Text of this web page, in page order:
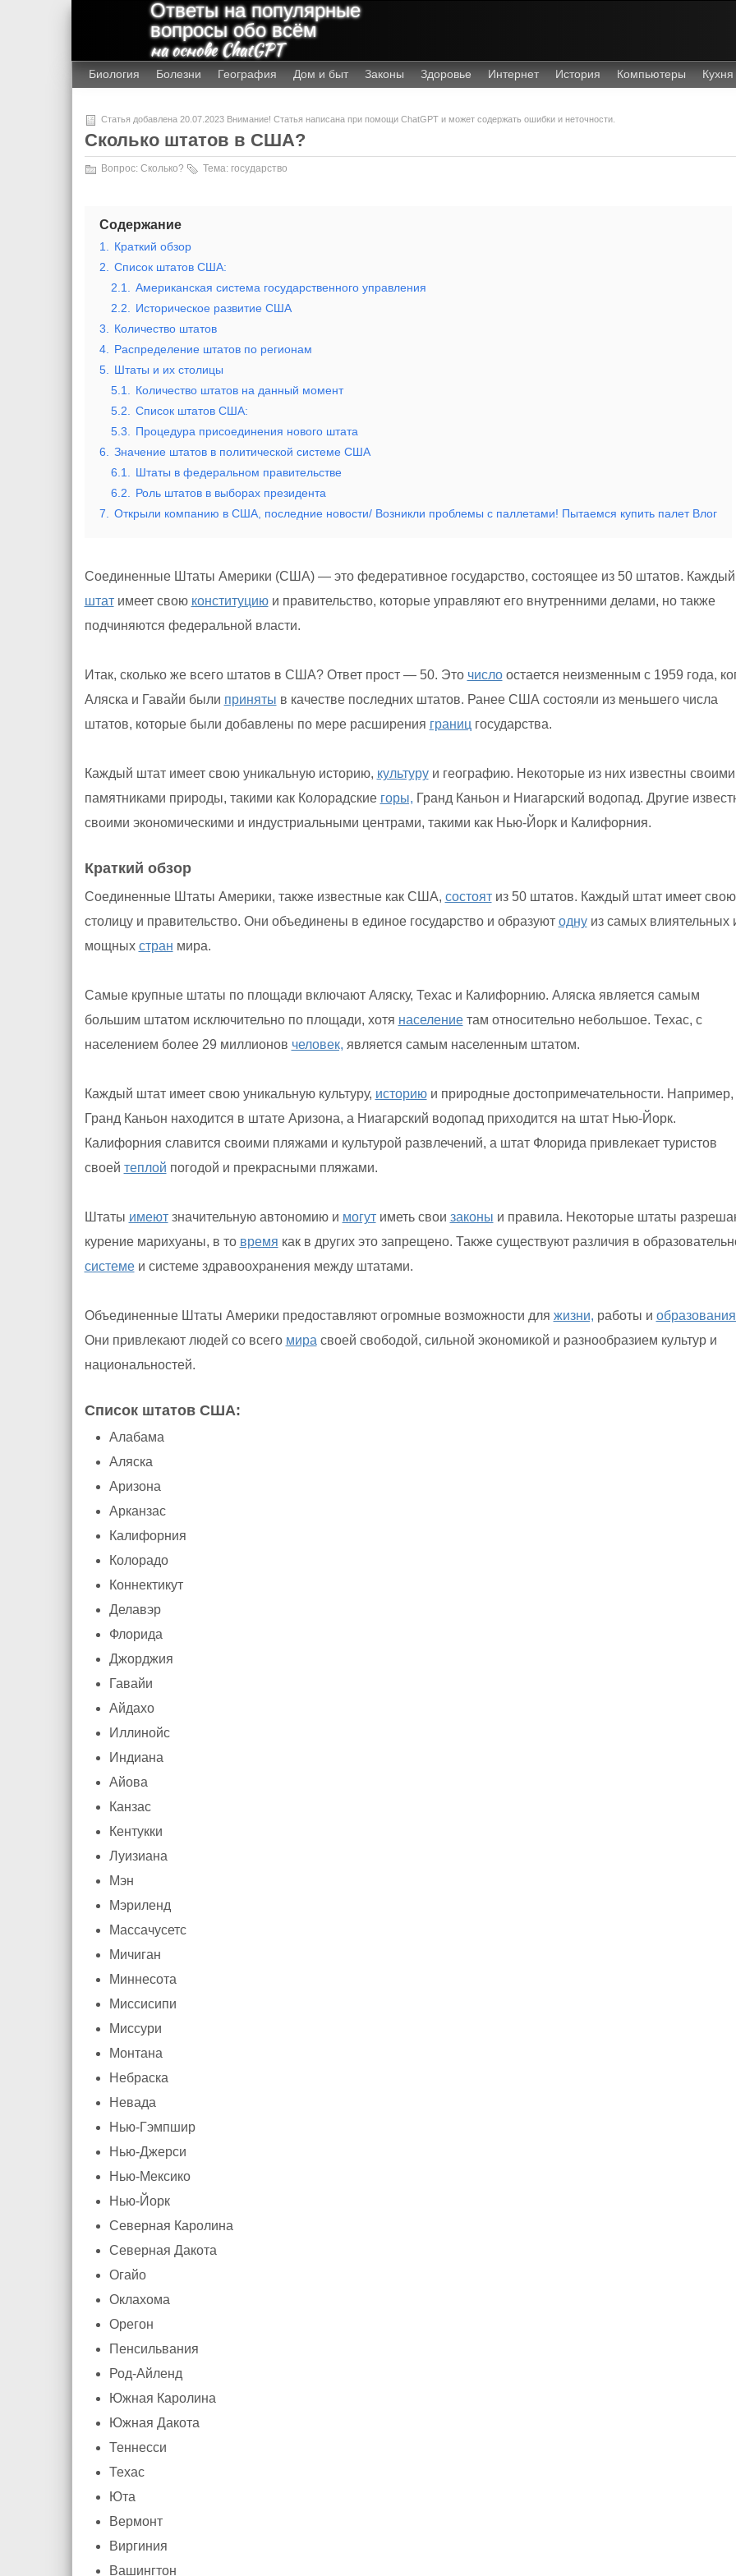
Ответы на популярные
вопросы обо всём
на основе ChatGPT
Биология Болезни География Дом и быт Законы Здоровье Интернет История Компьютеры Кухня
Статья добавлена 20.07.2023 Внимание! Статья написана при помощи ChatGPT и может содержать ошибки и неточности.
Сколько штатов в США?
Вопрос: Сколько? Тема: государство
Содержание
1.
Краткий обзор
2.
Список штатов США:
2.1.
Американская система государственного управления
2.2.
Историческое развитие США
3.
Количество штатов
4.
Распределение штатов по регионам
5.
Штаты и их столицы
5.1.
Количество штатов на данный момент
5.2.
Список штатов США:
5.3.
Процедура присоединения нового штата
6.
Значение штатов в политической системе США
6.1.
Штаты в федеральном правительстве
6.2.
Роль штатов в выборах президента
7.
Открыли компанию в США, последние новости/ Возникли проблемы с паллетами! Пытаемся купить палет Влог
Соединенные Штаты Америки (США) — это федеративное государство, состоящее из 50 штатов. Каждый
штатимеет свою конституциюи правительство, которые управляют его внутренними делами, но также
подчиняются федеральной власти.
Итак, сколько же всего штатов в США? Ответ прост — 50. Это числоостается неизменным с 1959 года,
Аляска и Гавайи были приняты в качестве последних штатов. Ранее США состояли из меньшего числа
штатов, которые были добавлены по мере расширения границ государства.
Каждый штат имеет свою уникальную историю, культуруи географию. Некоторые из них известны своими
памятниками природы, такими как Колорадские горы, Гранд Каньон и Ниагарский водопад. Другие
своими экономическими и индустриальными центрами, такими как Нью-Йорк и Калифорния.
Краткий обзор
Соединенные Штаты Америки, также известные как США, состоятиз 50 штатов. Каждый штат имеет свою
столицу и правительство. Они объединены в единое государство и образуют однуиз самых влиятельных
мощных стран мира.
Самые крупные штаты по площади включают Аляску, Техас и Калифорнию. Аляска является самым
большим штатом исключительно по площади, хотя населениетам относительно небольшое. Техас, с
населением более 29 миллионов человек, является самым населенным штатом.
Каждый штат имеет свою уникальную культуру, историюи природные достопримечательности. Например,
Гранд Каньон находится в штате Аризона, а Ниагарский водопад приходится на штат Нью-Йорк.
Калифорния славится своими пляжами и культурой развлечений, а штат Флорида привлекает туристов
своей теплой погодой и прекрасными пляжами.
Штаты имеютзначительную автономию и могутиметь свои законы и правила. Некоторые штаты
курение марихуаны, в то время как в других это запрещено. Также существуют различия в
системеи системе здравоохранения между штатами.
Объединенные Штаты Америки предоставляют огромные возможности для жизни, работы и
Они привлекают людей со всего мира своей свободой, сильной экономикой и разнообразием культур и
национальностей.
Список штатов США:
Алабама
Аляска
Аризона
Арканзас
Калифорния
Колорадо
Коннектикут
Делавэр
Флорида
Джорджия
Гавайи
Айдахо
Иллинойс
Индиана
Айова
Канзас
Кентукки
Луизиана
Мэн
Мэриленд
Массачусетс
Мичиган
Миннесота
Миссисипи
Миссури
Монтана
Небраска
Невада
Нью-Гэмпшир
Нью-Джерси
Нью-Мексико
Нью-Йорк
Северная Каролина
Северная Дакота
Огайо
Оклахома
Орегон
Пенсильвания
Род-Айленд
Южная Каролина
Южная Дакота
Теннесси
Техас
Юта
Вермонт
Виргиния
Вашингтон